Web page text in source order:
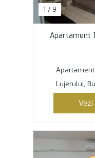
1 / 9
Apartament
Lujerului,